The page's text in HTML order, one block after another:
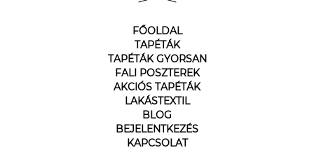
FŐOLDAL
TAPÉTÁK
TAPÉTÁK GYORSAN
FALI POSZTEREK
AKCIÓS TAPÉTÁK
LAKÁSTEXTIL
BLOG
BEJELENTKEZÉS
KAPCSOLAT